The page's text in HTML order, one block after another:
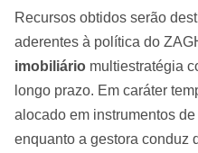
Recursos obtidos serão
aderentes à política do
imobiliário multiestratégia
longo prazo. Em caráter
alocado em instrumentos
enquanto a gestora conduz